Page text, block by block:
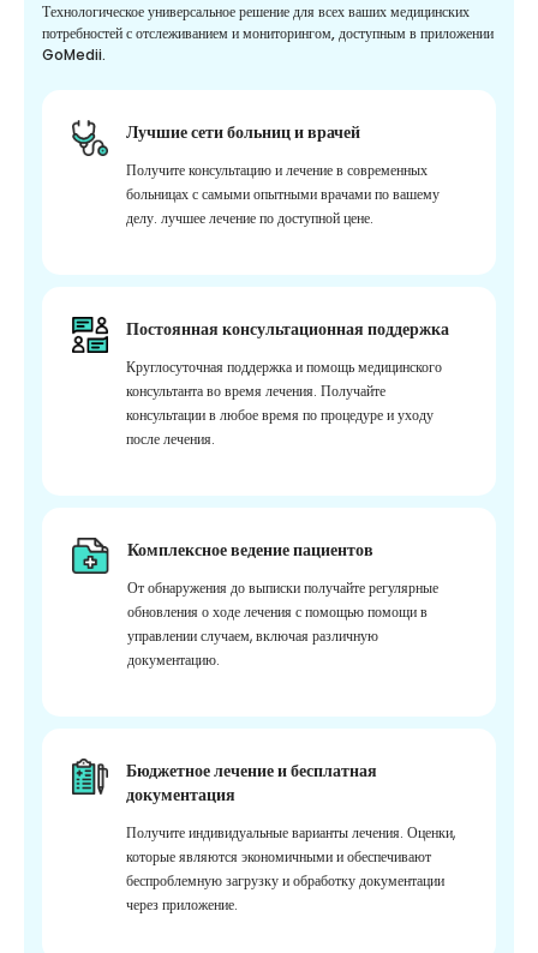
Технологическое универсальное решение для всех ваших медицинских
потребностей с отслеживанием и мониторингом, доступным в приложении
GoMedii.
Лучшие сети больниц и врачей
Получите консультацию и лечение в современных
больницах с самыми опытными врачами по вашему
делу. лучшее лечение по доступной цене.
Постоянная консультационная поддержка
Круглосуточная поддержка и помощь медицинского
консультанта во время лечения. Получайте
консультации в любое время по процедуре и уходу
после лечения.
Комплексное ведение пациентов
От обнаружения до выписки получайте регулярные
обновления о ходе лечения с помощью помощи в
управлении случаем, включая различную
документацию.
Бюджетное лечение и бесплатная
документация
Получите индивидуальные варианты лечения. Оценки,
которые являются экономичными и обеспечивают
беспроблемную загрузку и обработку документации
через приложение.